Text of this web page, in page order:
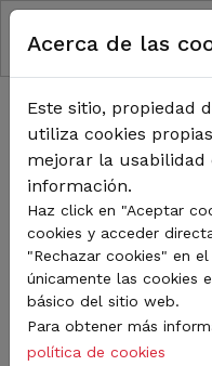
Pasar al contenido
RUTA DE
Inicio Noticias
TODA LA
Sigue de cerca todas
Aragón. Aquí
competiciones,
mucho más. Filtra por
no te pierdas nada del
Acerca de las
Este sitio, propiedad
utiliza cookies
mejorar la usabilidad
información.
Haz click en "Aceptar
cookies y acceder
"Rechazar cookies" en
únicamente las cookies
básico del sitio web.
Para obtener más
política de cookies